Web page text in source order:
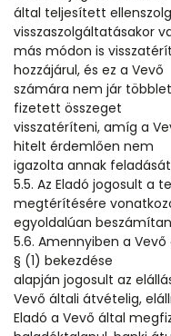
által teljesített
visszaszolgáltatásakor
más módon is
hozzájárul, és ez a Vevő
számára nem jár
fizetett összeget
visszatéríteni, amíg a
hitelt érdemlően nem
igazolta annak
5.5. Az Eladó jogosult a
megtérítésére
egyoldalúan
5.6. Amennyiben a Vevő
§ (1) bekezdése
alapján jogosult az
Vevő általi átvételig,
Eladó a Vevő által